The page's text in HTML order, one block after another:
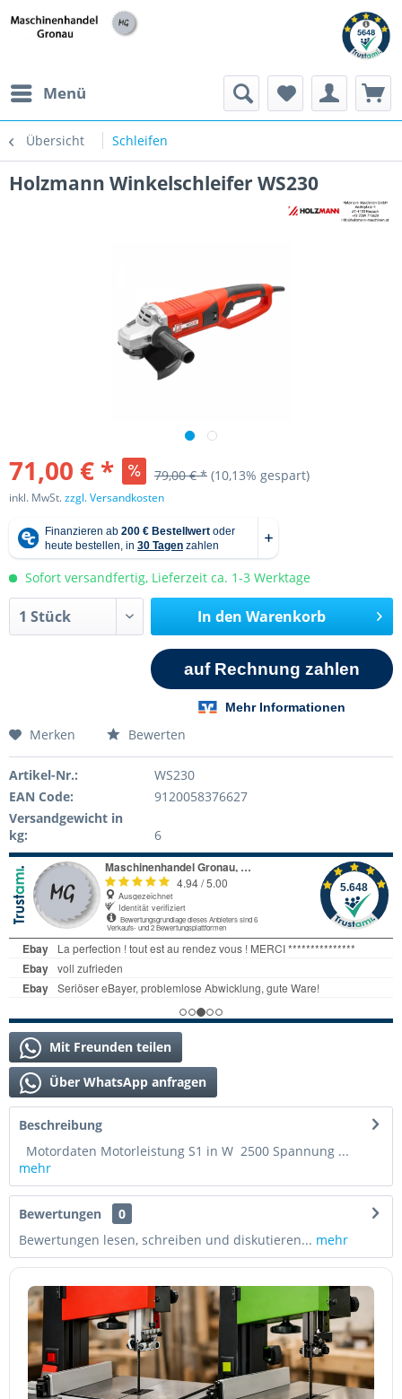
Menü
Übersicht Schleifen
Holzmann Winkelschleifer WS230
71,00 € * 79,00 € * (10,13% gespart)
inkl. MwSt.zzgl. Versandkosten
Sofort versandfertig, Lieferzeit ca. 1-3 Werktage
In den Warenkorb
Merken Bewerten
Artikel-Nr.:
WS230
EAN Code:
9120058376627
Versandgewicht in
kg:
6
Mit Freunden teilen
Über WhatsApp anfragen
Beschreibung
Motordaten Motorleistung S1 in W 2500 Spannung ...
mehr
Bewertungen
0
Bewertungen lesen, schreiben und diskutieren... mehr